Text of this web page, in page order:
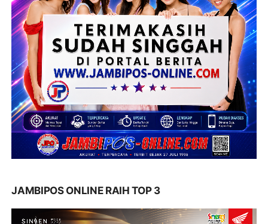
JAMBIPOS ONLINE RAIH TOP 3